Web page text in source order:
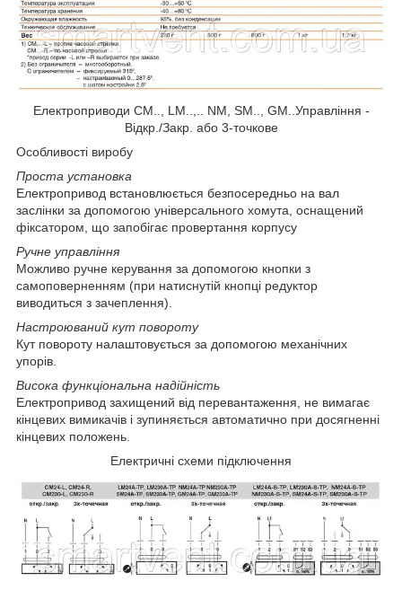
Електроприводи CM.., LM..,.. NM, SM.., GM..Управління -
Відкр./Закр. або 3-точкове
Особливості виробу
Проста установка
Електропривод встановлюється безпосередньо на вал
заслінки за допомогою універсального хомута, оснащений
фіксатором, що запобігає провертання корпусу
Ручне управління
Можливо ручне керування за допомогою кнопки з
самоповерненням (при натиснутій кнопці редуктор
виводиться з зачеплення).
Настроюваний кут повороту
Кут повороту налаштовується за допомогою механічних
упорів.
Висока функціональна надійність
Електропривод захищений від перевантаження, не вимагає
кінцевих вимикачів і зупиняється автоматично при досягненні
кінцевих положень.
Електричні схеми підключення